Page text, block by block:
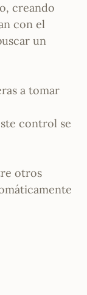
creando
con el
un
a tomar
control se
otros